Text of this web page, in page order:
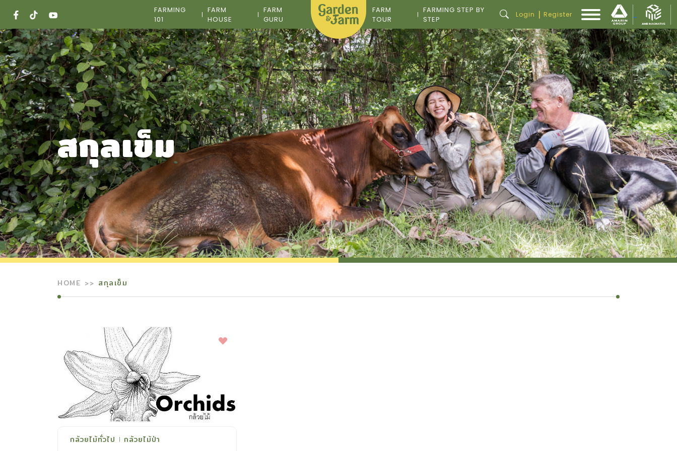
content
FARMING
101
FARM
HOUSE
FARM
GURU
FARM
TOUR
FARMING STEP BY
STEP
Login | Register
สกุลเข็ม
HOME สกุลเข็ม
กล้วยไม้ทั่วไป กล้วยไม้ป่า